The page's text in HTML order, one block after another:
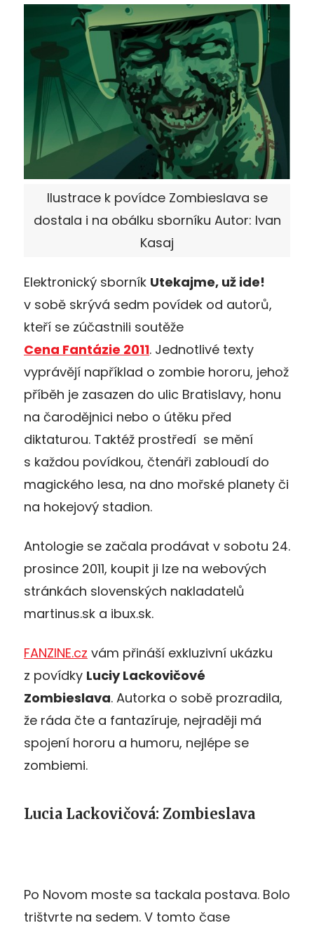
Ilustrace k povídce Zombieslava se
dostala i na obálku sborníku Autor: Ivan
Kasaj
Elektronický sborník Utekajme, už ide!
v sobě skrývá sedm povídek od autorů,
kteří se zúčastnili soutěže
Cena Fantázie 2011. Jednotlivé texty
vyprávějí například o zombie hororu, jehož
příběh je zasazen do ulic Bratislavy, honu
na čarodějnici nebo o útěku před
diktaturou. Taktéž prostředí se mění
s každou povídkou, čtenáři zabloudí do
magického lesa, na dno mořské planety či
na hokejový stadion.
Antologie se začala prodávat v sobotu 24.
prosince 2011, koupit ji lze na webových
stránkách slovenských nakladatelů
martinus.sk a ibux.sk.
FANZINE.cz vám přináší exkluzivní ukázku
z povídky Luciy Lackovičové
Zombieslava. Autorka o sobě prozradila,
že ráda čte a fantazíruje, nejraději má
spojení hororu a humoru, nejlépe se
zombiemi.
Lucia Lackovičová: Zombieslava
Po Novom moste sa tackala postava. Bolo
trištvrte na sedem. V tomto čase